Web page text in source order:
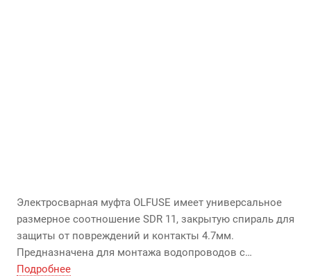
Электросварная муфта OLFUSE имеет универсальное
размерное соотношение SDR 11, закрытую спираль для
защиты от повреждений и контакты 4.7мм.
Предназначена для монтажа водопроводов с
давлением до 1,0 МПа, и газопроводов до 1,6 МПа.
Подробнее